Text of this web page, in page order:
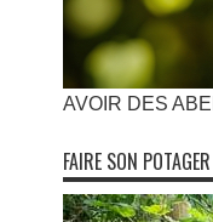
AVOIR DES
FAIRE SON